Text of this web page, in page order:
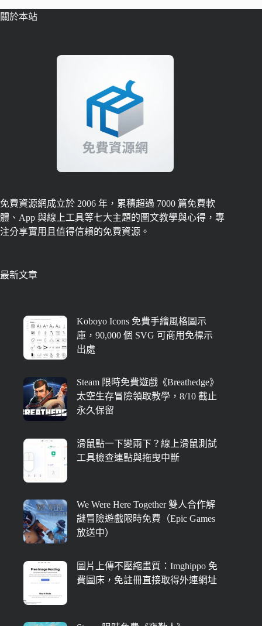
關於本站
免費資源網成立於 2006 年，累積超過 7000 篇免費軟
體、App 與線上工具等七大主題的圖文教學與心得，專
注分享實用且值得信賴的免費資源。
最新文章
Koboyo Icons 免費手繪風格圖示
庫，90,000 個 SVG 可商用免標示
出處
Steam 限時免費遊戲《Breathedge》
太空生存冒險領取教學，8/10 截止
永久保留
滑鼠點一下變兩下？線上滑鼠測試
工具檢查連點與拖曳中斷
We Were Here Together 雙人合作解
謎冒險遊戲限時免費（Epic Games
放送中）
圖片上傳不壓縮畫質：Imghippo 免
費圖床，免註冊直接取得外連網址